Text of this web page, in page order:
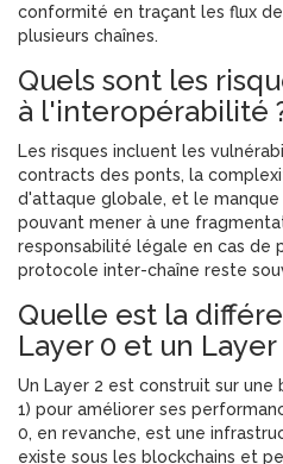
conformité en traçant les flux
plusieurs chaînes.
Quels sont les
à l'interopérabilité
Les risques incluent les
contracts des ponts, la
d'attaque globale, et le manque
pouvant mener à une
responsabilité légale en cas de
protocole inter-chaîne reste
Quelle est la
Layer 0 et un Layer
Un Layer 2 est construit sur une
1) pour améliorer ses
0, en revanche, est une
existe sous les blockchains et